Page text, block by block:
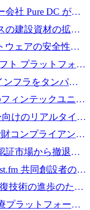
会社 Pure DC が欧
を確保
の建設資材の拡大
ウェアの安全性を
を調達
ト プラットフォー
ドルを調達
ンフラをタンパク
万ユーロを調達
ィンテックユニコ
・プリル氏
けのリアルタイム
を構築するために
を調達
コンプライアンス
400 万ドルを調達
証市場から撤退す
ポンドのプレシ
共同創設者の支
技術の進歩のため
プラットフォーム